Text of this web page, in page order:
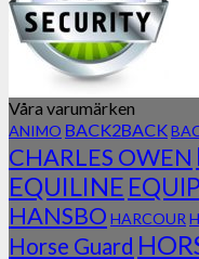
Våra varumärken
ANIMO BACK2BACK
CHARLES OWEN
EQUILINE
HANSBO HARCOUR
Horse Guard